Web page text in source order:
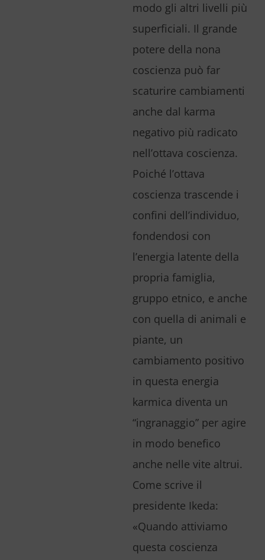
modo gli altri livelli più
superficiali. Il grande
potere della nona
coscienza può far
scaturire cambiamenti
anche dal karma
negativo più radicato
nell’ottava coscienza.
Poiché l’ottava
coscienza trascende i
confini dell’individuo,
fondendosi con
l’energia latente della
propria famiglia,
gruppo etnico, e anche
con quella di animali e
piante, un
cambiamento positivo
in questa energia
karmica diventa un
“ingranaggio” per agire
in modo benefico
anche nelle vite altrui.
Come scrive il
presidente Ikeda:
«Quando attiviamo
questa coscienza